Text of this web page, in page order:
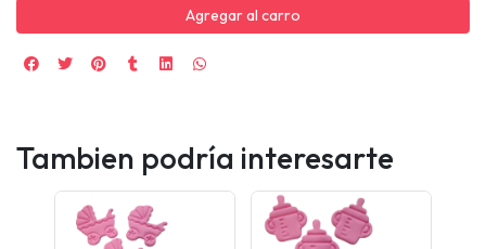
Agregar al carro
Tambien podría interesarte